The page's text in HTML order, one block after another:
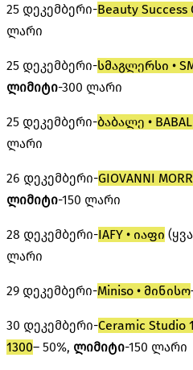
25 დეკემბერი-Beauty Success
ლარი
25 დეკემბერი-სმაგლერსი •
ლიმიტი-300 ლარი
25 დეკემბერი-ბაბალე •
ლარი
26 დეკემბერი-GIOVANNI
ლიმიტი-150 ლარი
28 დეკემბერი-IAFY • იაფი
ლარი
29 დეკემბერი-Miniso • მინისო
30 დეკემბერი-Ceramic Studio
1300– 50%, ლიმიტი-150 ლარი